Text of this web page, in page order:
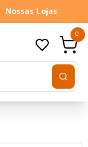
Nossas Lojas
0